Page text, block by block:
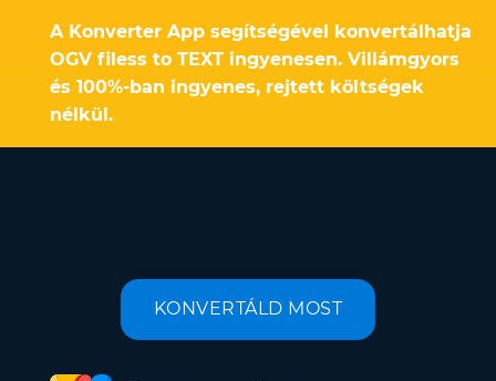
A Konverter App segítségével konvertálhatja
OGV filess to TEXT ingyenesen. Villámgyors
és 100%-ban ingyenes, rejtett költségek
nélkül.
KONVERTÁLD MOST